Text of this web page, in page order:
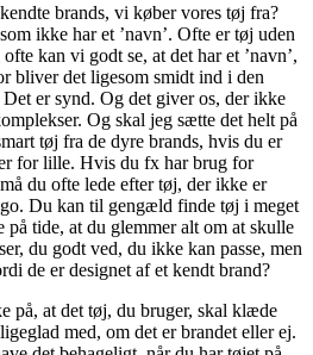
brands, vi køber vores tøj fra?
ikke har et ’navn’. Ofte er tøj uden
kan vi godt se, at det har et ’navn’,
bliver det ligesom smidt ind i den
er synd. Og det giver os, der ikke
Og skal jeg sætte det helt på
tøj fra de dyre brands, hvis du er
for lille. Hvis du fx har brug for
du ofte lede efter tøj, der ikke er
Du kan til gengæld finde tøj i meget
på tide, at du glemmer alt om at skulle
du godt ved, du ikke kan passe, men
de er designet af et kendt brand?
på, at det tøj, du bruger, skal klæde
med, om det er brandet eller ej.